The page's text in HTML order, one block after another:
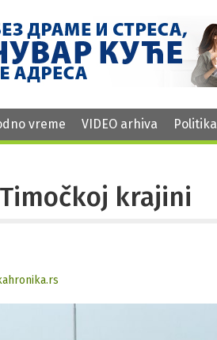
vreme VIDEO arhiva Politika
krajini